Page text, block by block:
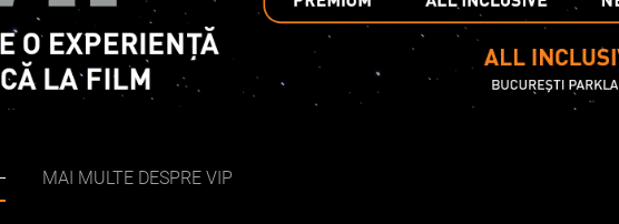
MAI MULTE DESPRE VIP